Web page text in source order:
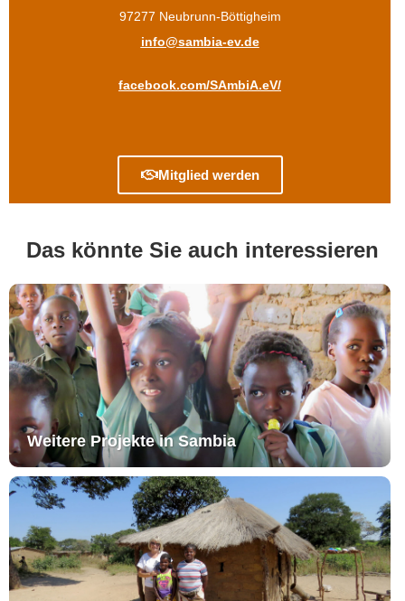
97277 Neubrunn-Böttigheim
info@sambia-ev.de
facebook.com/SAmbiA.eV/
Mitglied werden
Das könnte Sie auch interessieren
Weitere Projekte in Sambia